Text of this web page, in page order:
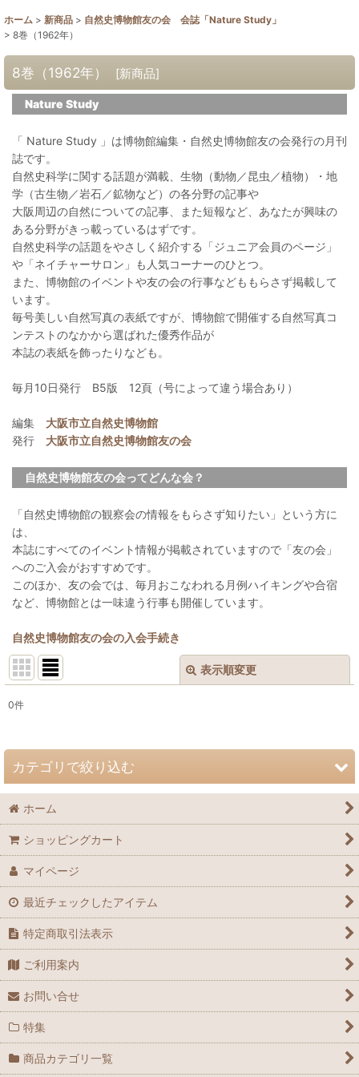
ホーム > 新商品 > 自然史博物館友の会 会誌「Nature Study」
> 8巻（1962年）
8巻（1962年） [新商品]
Nature Study
「 Nature Study 」は博物館編集・自然史博物館友の会発行の月刊
誌です。
自然史科学に関する話題が満載、生物（動物／昆虫／植物）・地
学（古生物／岩石／鉱物など）の各分野の記事や
大阪周辺の自然についての記事、また短報など、あなたが興味の
ある分野がきっ載っているはずです。
自然史科学の話題をやさしく紹介する「ジュニア会員のページ」
や「ネイチャーサロン」も人気コーナーのひとつ。
また、博物館のイベントや友の会の行事などももらさず掲載して
います。
毎号美しい自然写真の表紙ですが、博物館で開催する自然写真コ
ンテストのなかから選ばれた優秀作品が
本誌の表紙を飾ったりなども。
毎月10日発行 B5版 12頁（号によって違う場合あり）
編集 大阪市立自然史博物館
発行 大阪市立自然史博物館友の会
自然史博物館友の会ってどんな会？
「自然史博物館の観察会の情報をもらさず知りたい」という方に
は、
本誌にすべてのイベント情報が掲載されていますので「友の会」
へのご入会がおすすめです。
このほか、友の会では、毎月おこなわれる月例ハイキングや合宿
など、博物館とは一味違う行事も開催しています。
自然史博物館友の会の入会手続き
表示順変更
並び順 :
0件
カテゴリで絞り込む
自然史博物館友の会 会誌「Nature Study」 (全商品)
72巻（2026年）
71巻（2025年）
69巻（2023年）
68巻（2022年）
66巻（2020年）
ホーム
ショッピングカート
マイページ
最近チェックしたアイテム
特定商取引法表示
ご利用案内
お問い合せ
特集
商品カテゴリ一覧